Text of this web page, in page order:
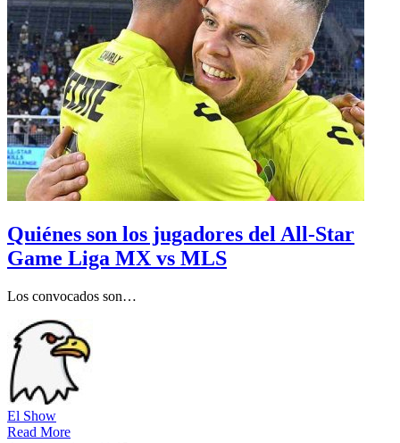
Quiénes son los jugadores del All-Star
Game Liga MX vs MLS
Los convocados son…
El Show
Read More